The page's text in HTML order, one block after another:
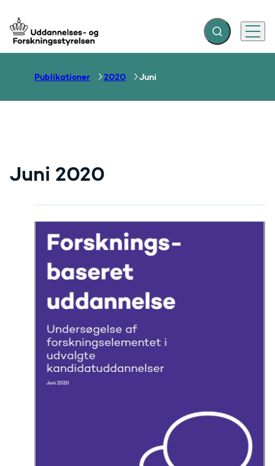
Gå til forsiden Fold søgefelt ud
Menu
Publikationer 2020 Juni
Juni 2020